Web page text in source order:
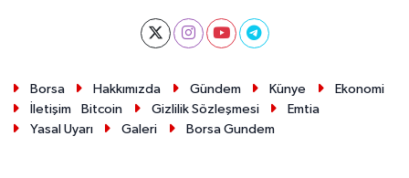
Borsa Hakkımızda Gündem Künye
Ekonomi
İletişim
Bitcoin Gizlilik Sözleşmesi
Emtia
Yasal Uyarı
Galeri Borsa Gundem